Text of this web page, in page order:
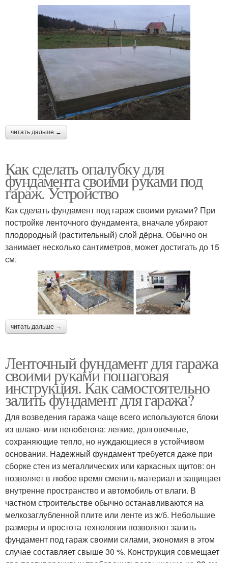
читать дальше →
Как сделать опалубку для
фундамента своими руками под
гараж. Устройство
Как сделать фундамент под гараж своими руками? При
постройке ленточного фундамента, вначале убирают
плодородный (растительный) слой дёрна. Обычно он
занимает несколько сантиметров, может достигать до 15
см.
читать дальше →
Ленточный фундамент для гаража
своими руками пошаговая
инструкция. Как самостоятельно
залить фундамент для гаража?
Для возведения гаража чаще всего используются блоки
из шлако- или пенобетона: легкие, долговечные,
сохраняющие тепло, но нуждающиеся в устойчивом
основании. Надежный фундамент требуется даже при
сборке стен из металлических или каркасных щитов: он
позволяет в любое время сменить материал и защищает
внутренне пространство и автомобиль от влаги. В
частном строительстве обычно останавливаются на
мелкозаглубленной плите или ленте из ж/б. Небольшие
размеры и простота технологии позволяют залить
фундамент под гараж своими силами, экономия в этом
случае составляет свыше 30 %. Конструкция совмещает